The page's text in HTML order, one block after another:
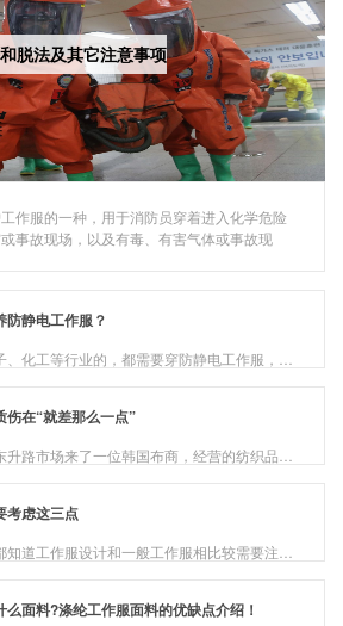
脱法及其它注意事项
作服的一种，用于消防员穿着进入化学危险
事故现场，以及有毒、有害气体或事故现
防静电工作服？
伤在“就差那么一点”
考虑这三点
么面料?涤纶工作服面料的优缺点介绍！